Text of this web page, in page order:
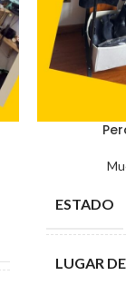
ESTADO
LUGAR